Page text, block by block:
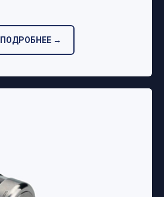
ПОДРОБНЕЕ →